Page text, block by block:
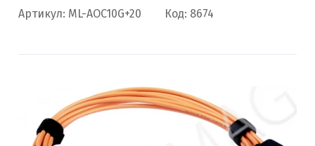
Артикул: ML-AOC10G+20 Код: 8674